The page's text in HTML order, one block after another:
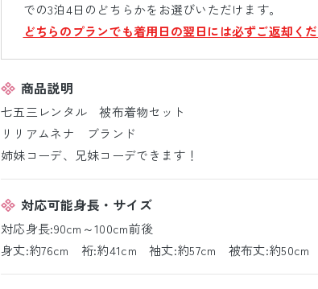
での3泊4日のどちらかをお選びいただけます。
どちらのプランでも着用日の翌日には必ずご返却くだ
商品説明
七五三レンタル 被布着物セット
リリアムネナ ブランド
姉妹コーデ、兄妹コーデできます！
対応可能身長・サイズ
対応身長:90cm～100cm前後
身丈:約76cm 裄:約41cm 袖丈:約57cm 被布丈:約50cm